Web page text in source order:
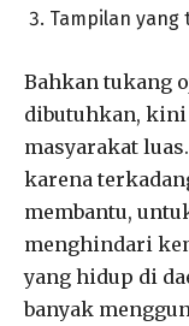
Tampilan
Bahkan tukang
dibutuhkan,
masyarakat
karena
membantu,
menghindari
yang hidup di
banyak